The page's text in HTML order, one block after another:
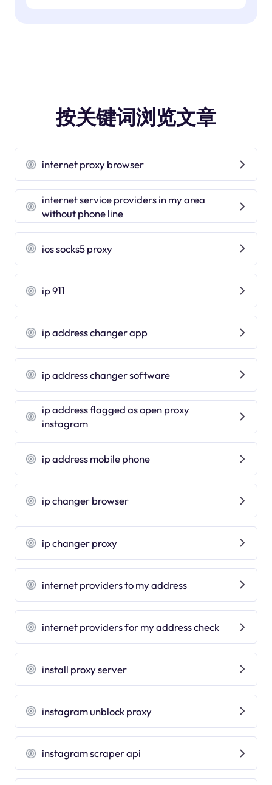
按关键词浏览文章
internet proxy browser
internet service providers in my area
without phone line
ios socks5 proxy
ip 911
ip address changer app
ip address changer software
ip address flagged as open proxy
instagram
ip address mobile phone
ip changer browser
ip changer proxy
internet providers to my address
internet providers for my address check
install proxy server
instagram unblock proxy
instagram scraper api